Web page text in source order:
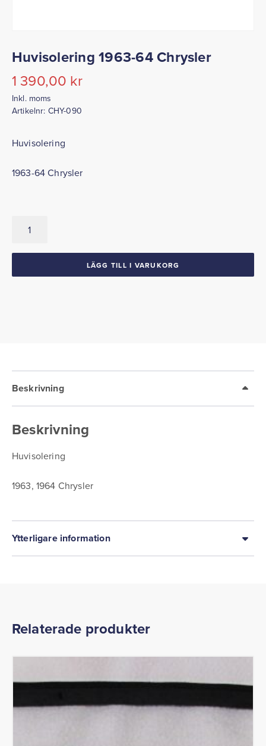
Huvisolering 1963-64 Chrysler
1 390,00 kr
Inkl. moms
Artikelnr: CHY-090
Huvisolering
1963-64 Chrysler
1963-
LÄGG TILL I VARUKORG
Beskrivning
Beskrivning
Huvisolering
1963, 1964 Chrysler
Ytterligare information
Relaterade produkter